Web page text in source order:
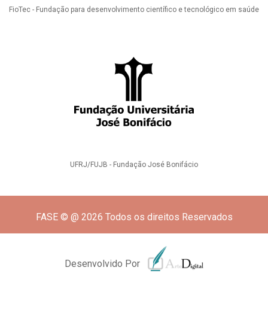
FioTec - Fundação para desenvolvimento científico e tecnológico em saúde
UFRJ/FUJB - Fundação José Bonifácio
FASE © @ 2026 Todos os direitos Reservados
Desenvolvido Por